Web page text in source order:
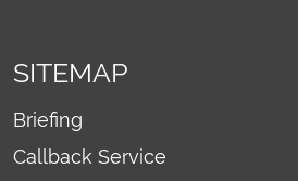
SITEMAP
Briefing
Callback Service